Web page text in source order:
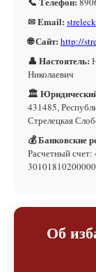
✉ Email:
🌐 Сайт: http://
👤 Настоятель:
Николаевич
🏛
431485,
Стрелецкая
💰 Банковские
Расчетный
Об